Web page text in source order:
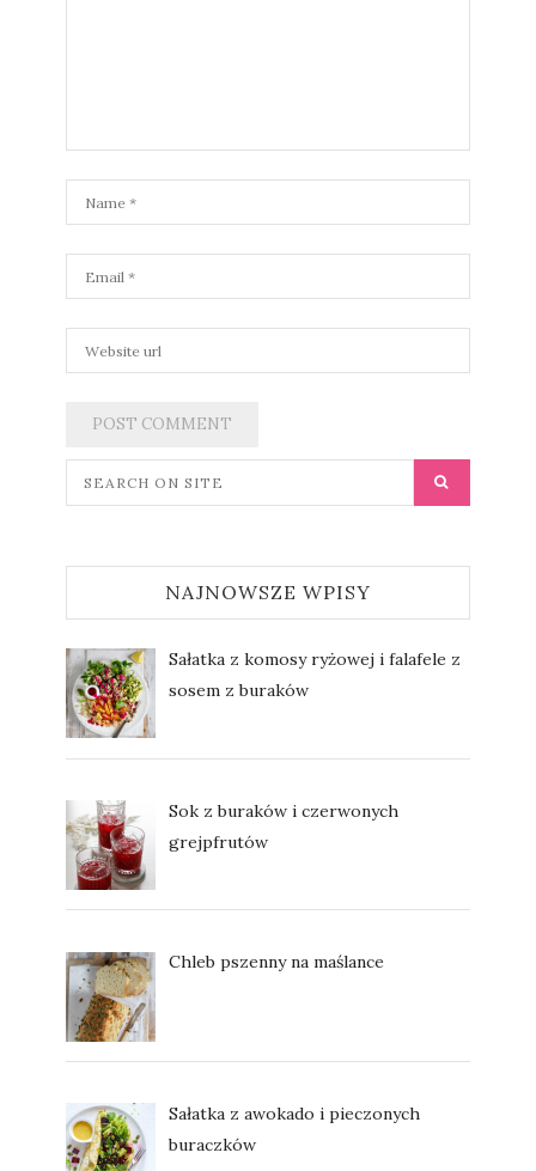
NAJNOWSZE WPISY
Sałatka z komosy ryżowej i falafele z
sosem z buraków
Sok z buraków i czerwonych
grejpfrutów
Chleb pszenny na maślance
Sałatka z awokado i pieczonych
buraczków